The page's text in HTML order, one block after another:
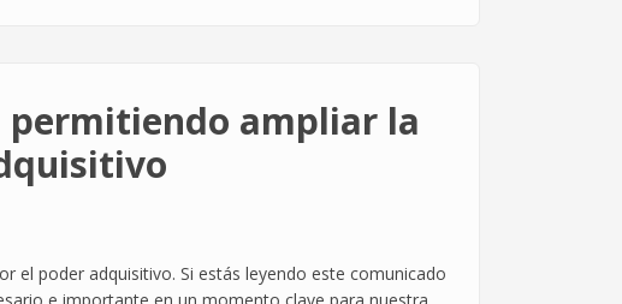
permitiendo ampliar la
el poder adquisitivo. Si estás leyendo este comunicado